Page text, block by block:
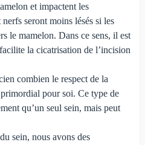
et impactent les
seront moins lésés si les
le mamelon. Dans ce sens, il est
la cicatrisation de l’incision
combien le respect de la
pour soi. Ce type de
qu’un seul sein, mais peut
sein, nous avons des